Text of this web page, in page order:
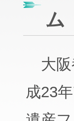
ム
大阪
成23